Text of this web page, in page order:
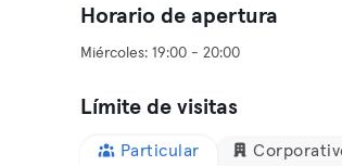
Horario de apertura
Límite de visitas
Particular